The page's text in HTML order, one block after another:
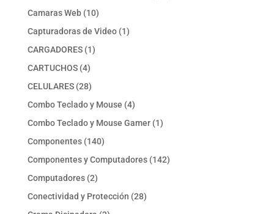
Camaras Web 1010
productos
Capturadoras de Video 11
CARGADORES 11
CARTUCHOS 44
productos
CELULARES 2828
productos
Combo Teclado y Mouse 44
productos
Combo Teclado y Mouse Gamer 11
Componentes 140140
productos
Componentes y Computadores 142142
Computadores 22
productos
Conectividad y Protección 2828